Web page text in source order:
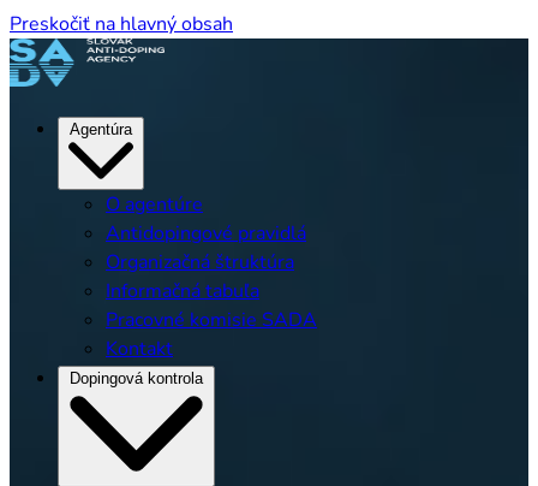
Preskočiť na hlavný obsah
Agentúra
O agentúre
Antidopingové pravidlá
Organizačná štruktúra
Informačná tabuľa
Pracovné komisie SADA
Kontakt
Dopingová kontrola